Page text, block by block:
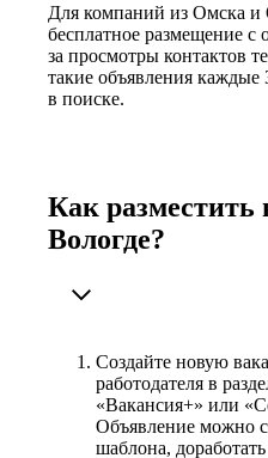
Для компаний из Омска и
бесплатное размещение с
за просмотры контактов
такие объявления
в поиске.
Как разместить
Вологде?
Создайте новую
работодателя в
«Вакансия+» или
Объявление можно
шаблона,